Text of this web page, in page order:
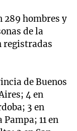
289 hombres y
de la
registradas
de Buenos
4 en
3 en
11 en